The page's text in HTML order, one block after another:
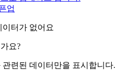
업
이터가 없어요
요?
련된 데이터만을 표시합니다.